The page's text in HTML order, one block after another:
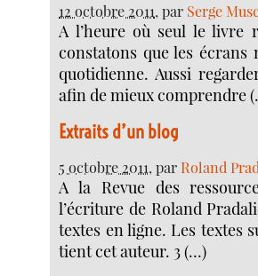
12 octobre 2011, par Serge
A l’heure où seul le livre
constatons que les
quotidienne. Aussi
afin de mieux comprendre
Extraits d’un blog
5 octobre 2011, parRoland
A la Revue des
l’écriture de Roland
textes en ligne. Les textes
tient cet auteur. 3 (…)